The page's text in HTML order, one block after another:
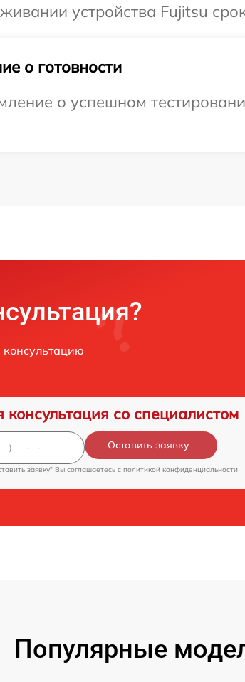
устройства Fujitsu
о готовности
о успешном
консультация со специалистом
Оставить заявку
заявку" Вы соглашаетесь c политикой конфиденциальности
Популярные